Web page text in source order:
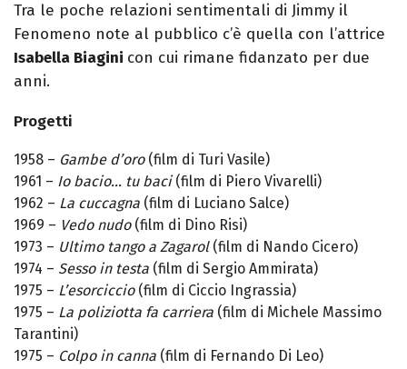
Tra le poche relazioni sentimentali di Jimmy il
Fenomeno note al pubblico c’è quella con l’attrice
Isabella Biagini con cui rimane fidanzato per due
anni.
Progetti
1958 – Gambe d’oro(film di Turi Vasile)
1961 – Io bacio… tu baci(film di Piero Vivarelli)
1962 – La cuccagna (film di Luciano Salce)
1969 – Vedo nudo(film di Dino Risi)
1973 – Ultimo tango a Zagarol(film di Nando Cicero)
1974 – Sesso in testa (film di Sergio Ammirata)
1975 – L’esorciccio(film di Ciccio Ingrassia)
1975 – La poliziotta fa carriera (film di Michele Massimo
Tarantini)
1975 – Colpo in canna (film di Fernando Di Leo)